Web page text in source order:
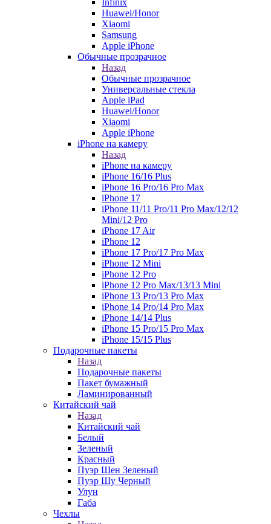
Infinix
Huawei/Honor
Xiaomi
Samsung
Apple iPhone
Обычные прозрачное
Назад
Обычные прозрачное
Универсальные стекла
Apple iPad
Huawei/Honor
Xiaomi
Apple iPhone
iPhone на камеру
Назад
iPhone на камеру
iPhone 16/16 Plus
iPhone 16 Pro/16 Pro Max
iPhone 17
iPhone 11/11 Pro/11 Pro Max/12/12
Mini/12 Pro
iPhone 17 Air
iPhone 12
iPhone 17 Pro/17 Pro Max
iPhone 12 Mini
iPhone 12 Pro
iPhone 12 Pro Max/13/13 Mini
iPhone 13 Pro/13 Pro Max
iPhone 14 Pro/14 Pro Max
iPhone 14/14 Plus
iPhone 15 Pro/15 Pro Max
iPhone 15/15 Plus
Подарочные пакеты
Назад
Подарочные пакеты
Пакет бумажный
Ламинированный
Китайский чай
Назад
Китайский чай
Белый
Зеленый
Красный
Пуэр Шен Зеленый
Пуэр Шу Черный
Улун
Габа
Чехлы